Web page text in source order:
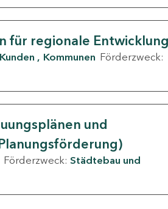
für regionale Entwicklung
Kommunen Förderzweck:
und
Förderzweck: Städtebau und